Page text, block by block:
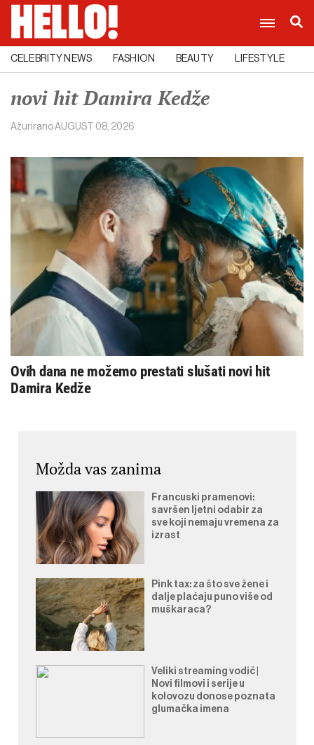
CELEBRITY NEWS FASHION BEAUTY LIFESTYLE
novi hit Damira Kedže
AžuriranoAUGUST 08, 2026
Ovih dana ne možemo prestati slušati novi hit
Damira Kedže
Možda vas zanima
Francuski pramenovi:
savršen ljetni odabir za
sve koji nemaju vremena za
izrast
Pink tax: za što sve žene i
dalje plaćaju puno više od
muškaraca?
Veliki streaming vodič |
Novi filmovi i serije u
kolovozu donose poznata
glumačka imena